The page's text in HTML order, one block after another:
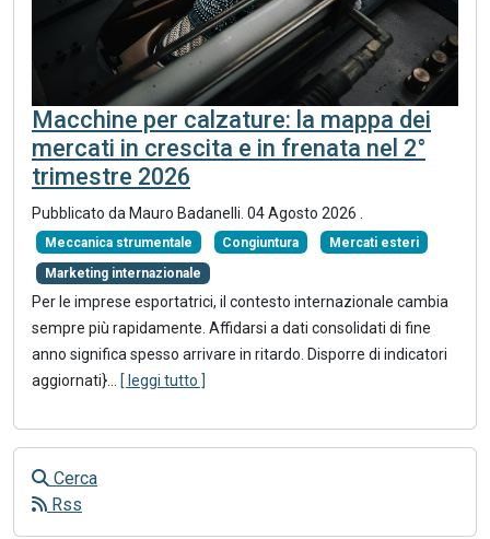
Macchine per calzature: la mappa dei
mercati in crescita e in frenata nel 2°
trimestre 2026
Pubblicato da Mauro Badanelli. 04 Agosto 2026 .
Meccanica strumentale Congiuntura Mercati esteri
Marketing internazionale
Per le imprese esportatrici, il contesto internazionale cambia
sempre più rapidamente. Affidarsi a dati consolidati di fine
anno significa spesso arrivare in ritardo. Disporre di indicatori
aggiornati}
[ leggi tutto ]
Cerca
Rss